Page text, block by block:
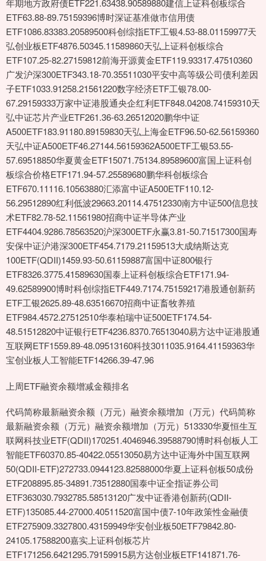
ETF63.88-89.75159396博时深证基准做市信用债
ETF1086.83383.20589500科创综指ETF工银4.53-88.01159977天
弘创业板ETF4876.50345.11589860天弘上证科创板综合
ETF107.25-82.27159812前海开源黄金ETF119.93317.47510360
广发沪深300ETF343.18-70.35511030平安中高等级公司债利差因
子ETF1033.91258.21561220数字经济ETF工银78.00-
67.29159333万家中证港股通央企红利ETF848.04208.74159310天
弘中证芯片产业ETF261.36-63.26512020鹏华中证
A500ETF183.91180.89159830天弘上海金ETF96.50-62.56159360
天弘中证A500ETF46.27144.56159362A500ETF工银53.55-
57.69518850华夏黄金ETF15071.75134.89589600富国上证科创
板综合价格ETF171.94-57.25589680鹏华科创板综合
ETF670.11116.10563880汇添富中证A500ETF110.12-
56.29512890红利低波29663.20114.47512330南方中证500信息技
术ETF82.78-52.11561980招商中证半导体产业
ETF4404.9286.78563520沪深300ETF永赢3.81-50.71517300国寿
安保中证沪港深300ETF454.7179.21159513大成纳斯达克
100ETF(QDII)1459.93-50.61159887富国中证800银行
ETF8326.3775.41589630国泰上证科创板综合ETF171.94-
49.62589900博时科创综指ETF449.7174.75159217港股通创新药
ETF工银2625.89-48.63516670招商中证畜牧养殖
ETF984.4572.27512510华泰柏瑞中证500ETF174.54-
48.51512820中证银行ETF4236.8370.76513040易方达中证港股通
互联网ETF1559.89-48.09513160科技3011035.9164.41159363华
宝创业板人工智能ETF14266.39-47.96
上周ETF融资余额增减金额排名
代码简称最新融资余额（万元）融资余额增加（万元）代码简称
最新融资余额（万元）融资余额增加（万元）513330华夏恒生互
联网科技业ETF(QDII)170251.4046946.39588790博时科创板人工
智能ETF60370.85-40422.05513050易方达中证海外中国互联网
50(QDII-ETF)272733.0944123.82588000华夏上证科创板50成份
ETF208895.85-34891.73512880国泰中证全指证券公司
ETF363030.7932785.58513120广发中证香港创新药(QDII-
ETF)135085.44-27000.40511520富国中债7-10年政策性金融债
ETF275909.3327800.43159949华安创业板50ETF79842.80-
24105.17588200嘉实上证科创板芯片
ETF171256.6421295.79159915易方达创业板ETF141871.76-